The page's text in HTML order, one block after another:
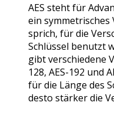
AES steht für
ein
sprich, für die
Schlüssel benutzt
gibt verschiedene
128, AES-192 und
für die Länge des
desto stärker die